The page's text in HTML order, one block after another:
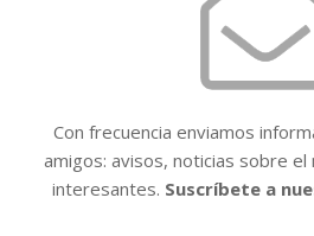
Con frecuencia enviamos
amigos: avisos, noticias sobre el
interesantes. Suscríbete a